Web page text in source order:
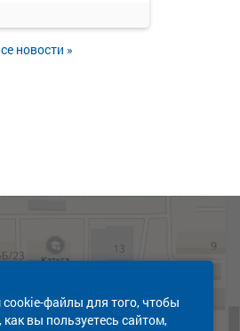
новости »
файлы для того, чтобы
вы пользуетесь сайтом,